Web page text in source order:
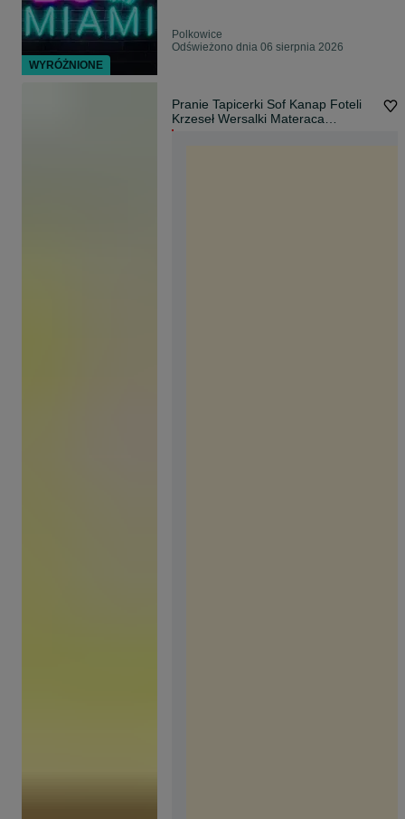
Polkowice
Odświeżono dnia 06 sierpnia 2026
Pranie Tapicerki Sof Kanap Foteli
Krzeseł Wersalki Materaca
Wykładziny
WYRÓŻNIONE